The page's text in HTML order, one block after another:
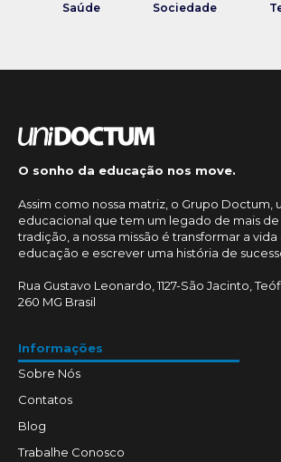
Saúde Sociedade
O sonho da educação nos move.
Assim como nossa matriz, o Grupo Doctum,
educacional que tem um legado de mais de
tradição, a nossa missão é transformar a
educação e escrever uma história de
Rua Gustavo Leonardo, 1127-São Jacinto,
260 MG Brasil
Informações
Sobre Nós
Contatos
Blog
Trabalhe Conosco